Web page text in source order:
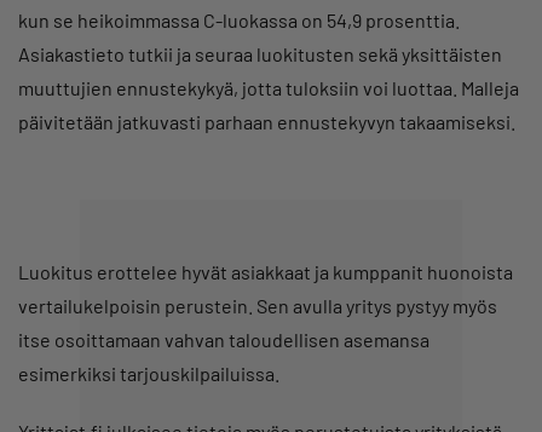
kun se heikoimmassa C-luokassa on 54,9 prosenttia.
Asiakastieto tutkii ja seuraa luokitusten sekä yksittäisten
muuttujien ennustekykyä, jotta tuloksiin voi luottaa. Malleja
päivitetään jatkuvasti parhaan ennustekyvyn takaamiseksi.
Luokitus erottelee hyvät asiakkaat ja kumppanit huonoista
vertailukelpoisin perustein. Sen avulla yritys pystyy myös
itse osoittamaan vahvan taloudellisen asemansa
esimerkiksi tarjouskilpailuissa.